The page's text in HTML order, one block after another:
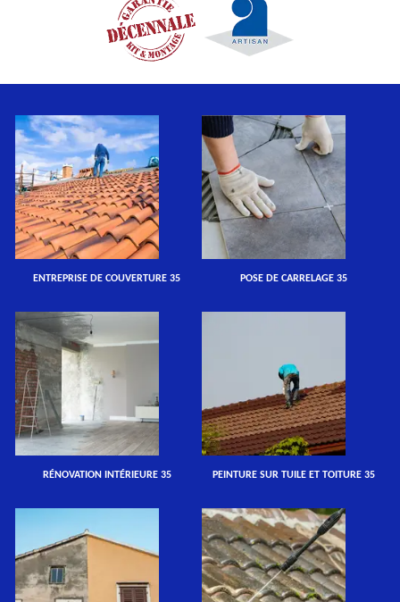
ENTREPRISE DE COUVERTURE 35 POSE DE CARRELAGE 35
RÉNOVATION INTÉRIEURE 35 PEINTURE SUR TUILE ET TOITURE 35